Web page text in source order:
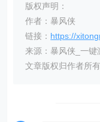
版权声明：
作者：暴风侠
链接： https://
来源：暴风侠_一
文章版权归作者所